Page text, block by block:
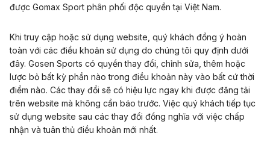
được Gomax Sport phân phối độc quyền tại Việt Nam.
Khi truy cập hoặc sử dụng website, quý khách đồng ý hoàn
toàn với các điều khoản sử dụng do chúng tôi quy định dưới
đây. Gosen Sports có quyền thay đổi, chỉnh sửa, thêm hoặc
lược bỏ bất kỳ phần nào trong điều khoản này vào bất cứ thời
điểm nào. Các thay đổi sẽ có hiệu lực ngay khi được đăng tải
trên website mà không cần báo trước. Việc quý khách tiếp tục
sử dụng website sau các thay đổi đồng nghĩa với việc chấp
nhận và tuân thủ điều khoản mới nhất.